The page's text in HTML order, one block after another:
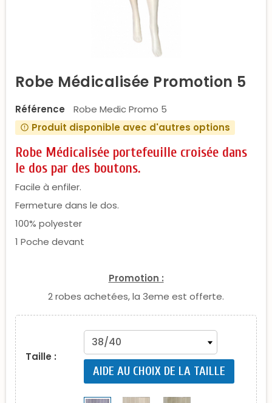
Robe Médicalisée Promotion 5
Référence Robe Medic Promo 5
error_outline Produit disponible avec d'autres options
Robe Médicalisée portefeuille croisée dans
le dos par des boutons.
Facile à enfiler.
Fermeture dans le dos.
100% polyester
1 Poche devant
Promotion :
2 robes achetées, la 3eme est offerte.
Taille :
AIDE AU CHOIX DE LA TAILLE